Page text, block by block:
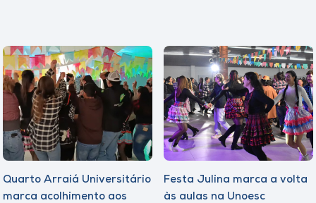
Quarto Arraiá Universitário
marca acolhimento aos
Festa Julina marca a volta
às aulas na Unoesc